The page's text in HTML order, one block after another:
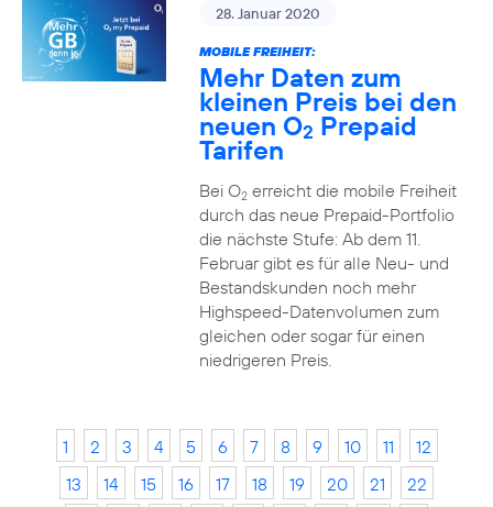
28. Januar 2020
MOBILE FREIHEIT:
Mehr Daten zum
kleinen Preis bei den
neuen O2 Prepaid
Tarifen
Bei O2erreicht die mobile Freiheit
durch das neue Prepaid-Portfolio
die nächste Stufe: Ab dem 11.
Februar gibt es für alle Neu- und
Bestandskunden noch mehr
Highspeed-Datenvolumen zum
gleichen oder sogar für einen
niedrigeren Preis.
1 2 3 4 5 6 7 8 9 10 11
12
13
14 15 16 17 18 19 20 21
22